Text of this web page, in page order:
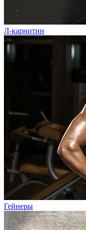
Л-карнитин
Гейнеры